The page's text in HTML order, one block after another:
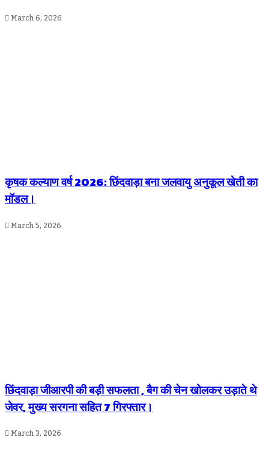
March 6, 2026
कृषक कल्याण वर्ष 2026: छिंदवाड़ा बना जलवायु अनुकूल खेती का
मॉडल।
March 5, 2026
छिंदवाड़ा जीआरपी की बड़ी सफलता , बैग की चेन खोलकर उड़ाते थे
जेवर, मुख्य सरगना सहित 7 गिरफ्तार।
March 3, 2026